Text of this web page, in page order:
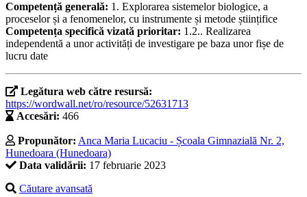
Competență generală: 1. Explorarea sistemelor biologice, a
proceselor și a fenomenelor, cu instrumente și metode științifice
Competența specifică vizată prioritar: 1.2.. Realizarea
independentă a unor activități de investigare pe baza unor fișe de
lucru date
Legătura web către resursă:
https://wordwall.net/ro/resource/52631713
Accesări: 466
Propunător: Anca Maria Lucaciu - Școala Gimnazială Nr. 2,
Hunedoara (Hunedoara)
Data validării: 17 februarie 2023
Căutare avansată